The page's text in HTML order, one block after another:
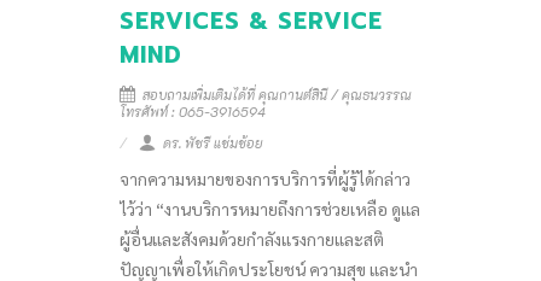
SERVICES & SERVICE
MIND
สอบถามเพิ่มเติมได้ที่ คุณกานต์สินี / คุณธนวรรณ
โทรศัพท์ : 065-3916594
ดร. พัชรี แช่มช้อย
จากความหมายของการบริการที่ผู้รู้ได้กล่าว
ไว้ว่า “งานบริการหมายถึงการช่วยเหลือ ดูแล
ผู้อื่นและสังคมด้วยกำลังแรงกายและสติ
ปัญญาเพื่อให้เกิดประโยชน์ ความสุข และนำ